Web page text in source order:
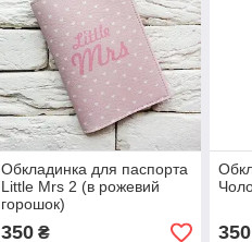
Обкладинка для паспорта
Little Mrs 2 (в рожевий
горошок)
350₴ 350